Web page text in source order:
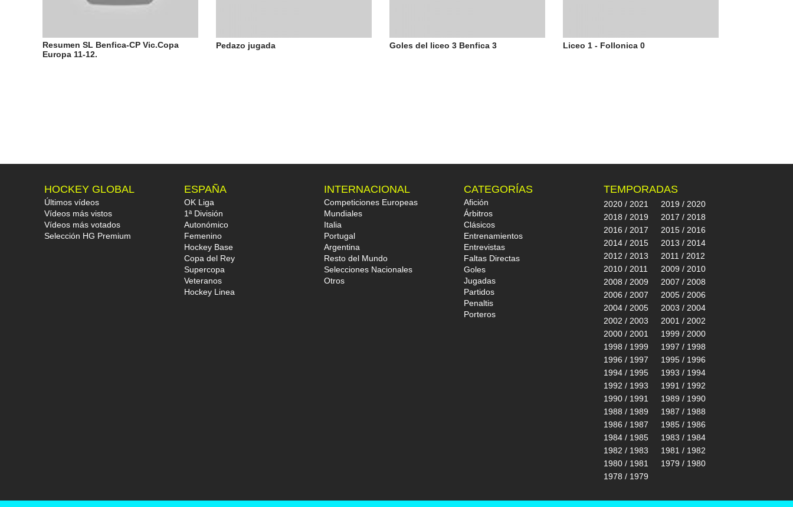
Resumen SL Benfica-CP Vic.Copa
Europa 11-12.
Pedazo jugada Goles del liceo 3 Benfica 3 Liceo 1 - Follonica 0
HOCKEY GLOBAL
Últimos vídeos
Vídeos más vistos
Vídeos más votados
Selección HG Premium
ESPAÑA
OK Liga
1ª División
Autonómico
Femenino
Hockey Base
Copa del Rey
Supercopa
Veteranos
Hockey Linea
INTERNACIONAL
Competiciones Europeas
Mundiales
Italia
Portugal
Argentina
Resto del Mundo
Selecciones Nacionales
Otros
CATEGORÍAS
Afición
Árbitros
Clásicos
Entrenamientos
Entrevistas
Faltas Directas
Goles
Jugadas
Partidos
Penaltis
Porteros
TEMPORADAS
2020 / 2021
2019 / 2020
2018 / 2019
2017 / 2018
2016 / 2017
2015 / 2016
2014 / 2015
2013 / 2014
2012 / 2013
2011 / 2012
2010 / 2011
2009 / 2010
2008 / 2009
2007 / 2008
2006 / 2007
2005 / 2006
2004 / 2005
2003 / 2004
2002 / 2003
2001 / 2002
2000 / 2001
1999 / 2000
1998 / 1999
1997 / 1998
1996 / 1997
1995 / 1996
1994 / 1995
1993 / 1994
1992 / 1993
1991 / 1992
1990 / 1991
1989 / 1990
1988 / 1989
1987 / 1988
1986 / 1987
1985 / 1986
1984 / 1985
1983 / 1984
1982 / 1983
1981 / 1982
1980 / 1981
1979 / 1980
1978 / 1979